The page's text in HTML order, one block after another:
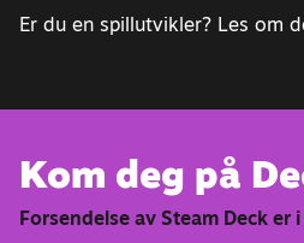
Er du en spillutvikler? Les om
Kom deg på
Forsendelse av Steam Deck er